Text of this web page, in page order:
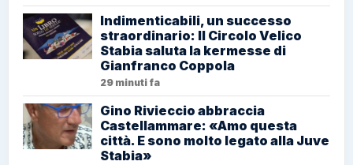
Indimenticabili, un successo
straordinario: Il Circolo Velico
Stabia saluta la kermesse di
Gianfranco Coppola
29 minuti fa
Gino Rivieccio abbraccia
Castellammare: «Amo questa
città. E sono molto legato alla Juve
Stabia»